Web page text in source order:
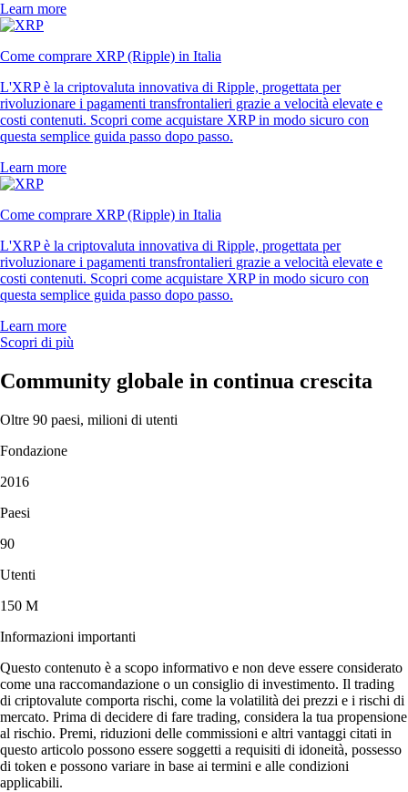
Learn more
Come comprare XRP (Ripple) in Italia
L'XRP è la criptovaluta innovativa di Ripple, progettata per
rivoluzionare i pagamenti transfrontalieri grazie a velocità elevate e
costi contenuti. Scopri come acquistare XRP in modo sicuro con
questa semplice guida passo dopo passo.
Learn more
Come comprare XRP (Ripple) in Italia
L'XRP è la criptovaluta innovativa di Ripple, progettata per
rivoluzionare i pagamenti transfrontalieri grazie a velocità elevate e
costi contenuti. Scopri come acquistare XRP in modo sicuro con
questa semplice guida passo dopo passo.
Learn more
Scopri di più
Community globale in continua crescita
Oltre 90 paesi, milioni di utenti
Fondazione
2016
Paesi
90
Utenti
150 M
Informazioni importanti
Questo contenuto è a scopo informativo e non deve essere considerato
come una raccomandazione o un consiglio di investimento. Il trading
di criptovalute comporta rischi, come la volatilità dei prezzi e i rischi di
mercato. Prima di decidere di fare trading, considera la tua propensione
al rischio. Premi, riduzioni delle commissioni e altri vantaggi citati in
questo articolo possono essere soggetti a requisiti di idoneità, possesso
di token e possono variare in base ai termini e alle condizioni
applicabili.